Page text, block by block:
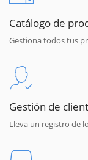
Catálogo de
Gestiona todos tus
Gestión de
Lleva un registro de